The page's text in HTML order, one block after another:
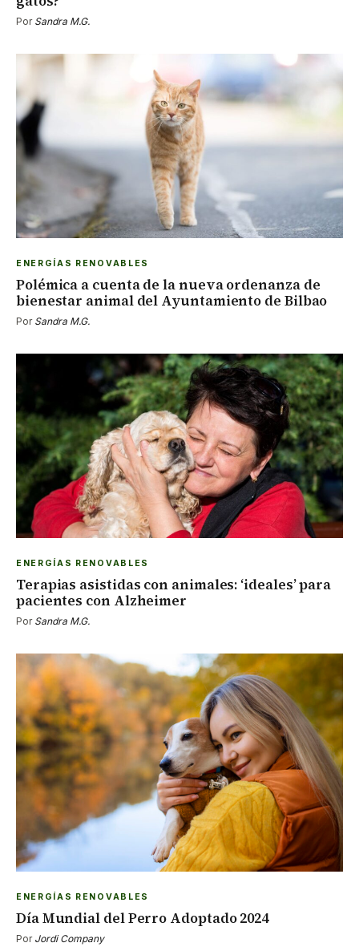
Por Sandra M.G.
ENERGÍAS RENOVABLES
Polémica a cuenta de la nueva ordenanza de
bienestar animal del Ayuntamiento de Bilbao
Por Sandra M.G.
ENERGÍAS RENOVABLES
Terapias asistidas con animales: ‘ideales’ para
pacientes con Alzheimer
Por Sandra M.G.
ENERGÍAS RENOVABLES
Día Mundial del Perro Adoptado 2024
Por Jordi Company